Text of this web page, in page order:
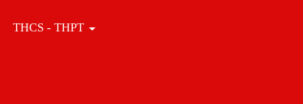
THCS - THPT